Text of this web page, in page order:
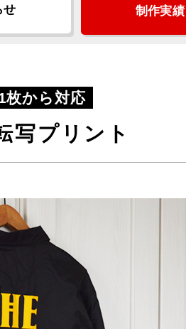
せ 制作実績
枚から対応
写プリント